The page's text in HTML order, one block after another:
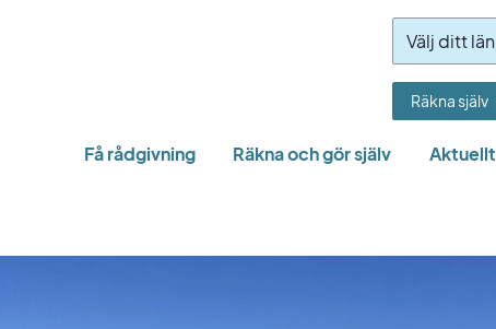
Räkna själv
Få rådgivning Räkna och gör själv Aktuellt